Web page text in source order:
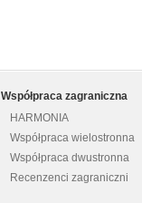
Współpraca zagraniczna
HARMONIA
Współpraca wielostronna
Współpraca dwustronna
Recenzenci zagraniczni